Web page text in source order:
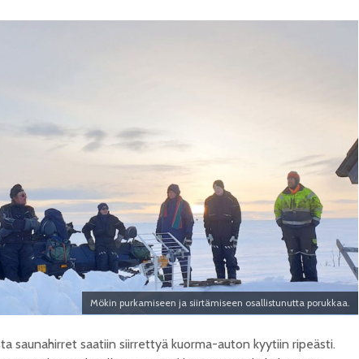
Mökin purkamiseen ja siirtämiseen osallistunutta porukkaa.
saunahirret saatiin siirrettyä kuorma-auton kyytiin ripeästi.